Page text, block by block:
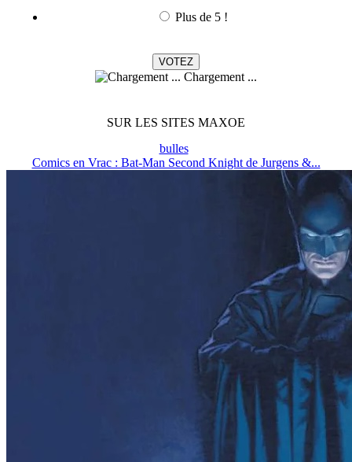
Plus de 5 !
Chargement ...
SUR LES SITES MAXOE
bulles
Comics en Vrac : Bat-Man Second Knight de Jurgens &...